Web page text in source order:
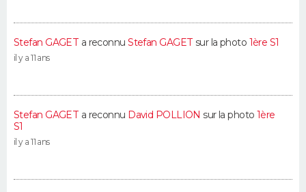
Stefan GAGET a reconnuStefan GAGET sur la photo 1ère S1
il y a 11 ans
Stefan GAGET a reconnu David POLLION sur la photo1ère
S1
il y a 11 ans